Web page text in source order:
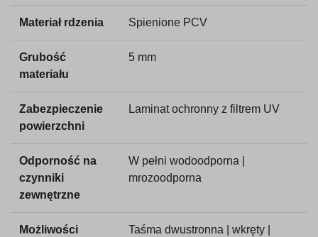
Materiał rdzenia Spienione PCV
Grubość
materiału
5 mm
Zabezpieczenie
powierzchni
Laminat ochronny z filtrem UV
Odporność na
czynniki
zewnętrzne
W pełni wodoodporna |
mrozoodporna
Możliwości
Taśma dwustronna | wkręty |